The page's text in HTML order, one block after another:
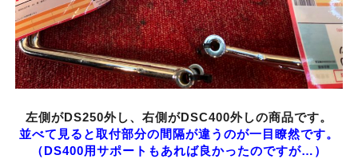
左側がDS250外し、右側がDSC400外しの商品です。
並べて見ると取付部分の間隔が違うのが一目瞭然です。
（DS400用サポートもあれば良かったのですが…）